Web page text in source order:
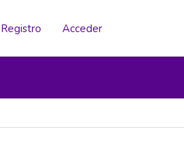
Registro Acceder